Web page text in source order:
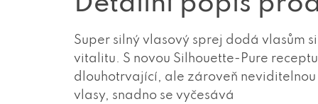
Super silný vlasový sprej dodá vlasům
vitalitu. S novou Silhouette-Pure
dlouhotrvající, ale zároveň neviditelnou
vlasy, snadno se vyčesává